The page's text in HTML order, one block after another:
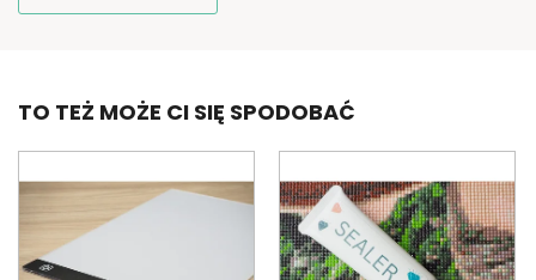
TO TEŻ MOŻE CI SIĘ SPODOBAĆ